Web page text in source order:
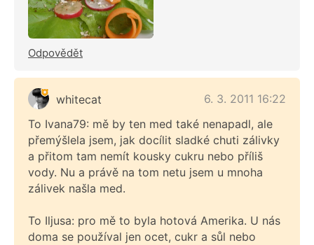
Odpovědět
whitecat
6. 3. 2011 16:22
To Ivana79: mě by ten med také nenapadl, ale
přemýšlela jsem, jak docílit sladké chuti zálivky
a přitom tam nemít kousky cukru nebo příliš
vody. Nu a právě na tom netu jsem u mnoha
zálivek našla med.
To Iljusa: pro mě to byla hotová Amerika. U nás
doma se používal jen ocet, cukr a sůl nebo